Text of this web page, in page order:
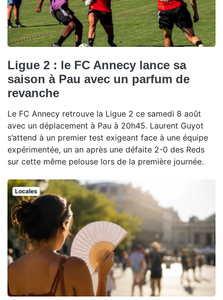
Ligue 2 : le FC Annecy lance sa
saison à Pau avec un parfum de
revanche
Le FC Annecy retrouve la Ligue 2 ce samedi 8 août
avec un déplacement à Pau à 20h45. Laurent Guyot
s’attend à un premier test exigeant face à une équipe
expérimentée, un an après une défaite 2-0 des Reds
sur cette même pelouse lors de la première journée.
Locales